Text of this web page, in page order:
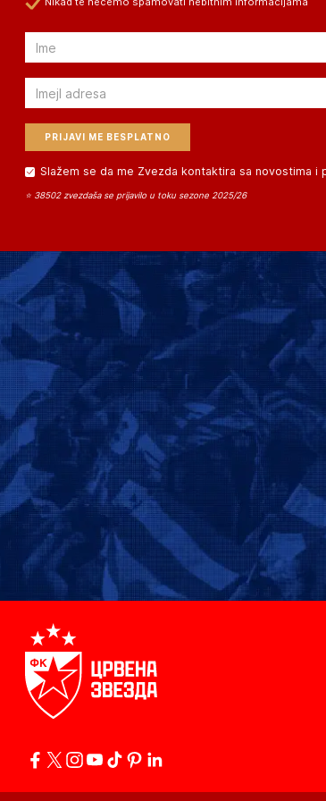
Email
Email
Slažem se da me Zvezda kontaktira sa novostima i
⭐ 38502 zvezdaša se prijavilo u toku sezone 2025/26